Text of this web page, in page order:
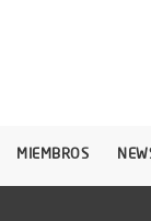
MIEMBROS